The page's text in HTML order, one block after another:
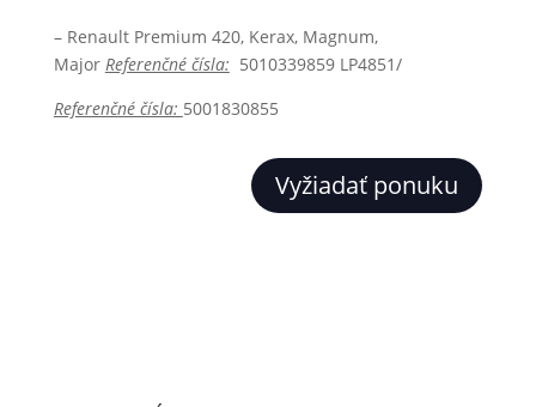
– Renault Premium 420, Kerax, Magnum,
Major Referenčné čísla: 5010339859 LP4851/
Referenčné čísla: 5001830855
Vyžiadať ponuku